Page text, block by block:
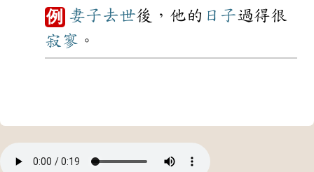
例 妻子去世後，他的 日子過得很
寂寥 。